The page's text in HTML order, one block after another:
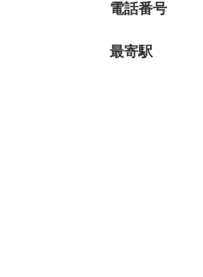
電話番号
最寄駅